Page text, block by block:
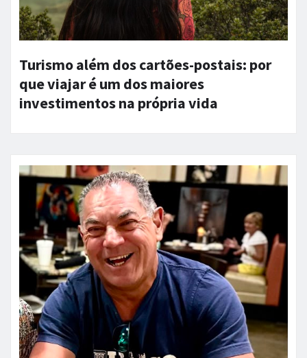
Turismo além dos cartões-postais: por
que viajar é um dos maiores
investimentos na própria vida